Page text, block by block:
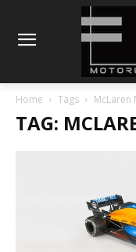
Home Tags McLaren
TAG: